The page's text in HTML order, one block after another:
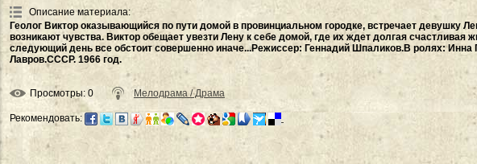
Описание материала:
Геолог Виктор оказывающийся по пути домой в провинциальном городке, встречает девушку
возникают чувства. Виктор обещает увезти Лену к себе домой, где их ждет долгая счастливая
следующий день все обстоит совершенно иначе...Режиссер: Геннадий Шпаликов.В ролях: Инна
Лавров.СССР. 1966 год.
Просмотры: 0 Мелодрама / Драма
Рекомендовать: